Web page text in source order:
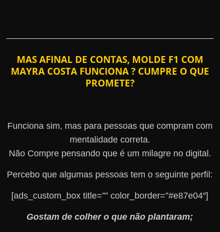
MAS AFINAL DE CONTAS, MOLDE F1 COM
MAYRA COSTA FUNCIONA ? CUMPRE O QUE
PROMETE?
Funciona sim, mas para pessoas que compram com
mentalidade correta.
Não Compre pensando que é um milagre no digital.
Percebo que algumas pessoas tem o seguinte perfil:
[ads_custom_box title=”” color_border=”#e87e04″]
Gostam de colher o que não plantaram;